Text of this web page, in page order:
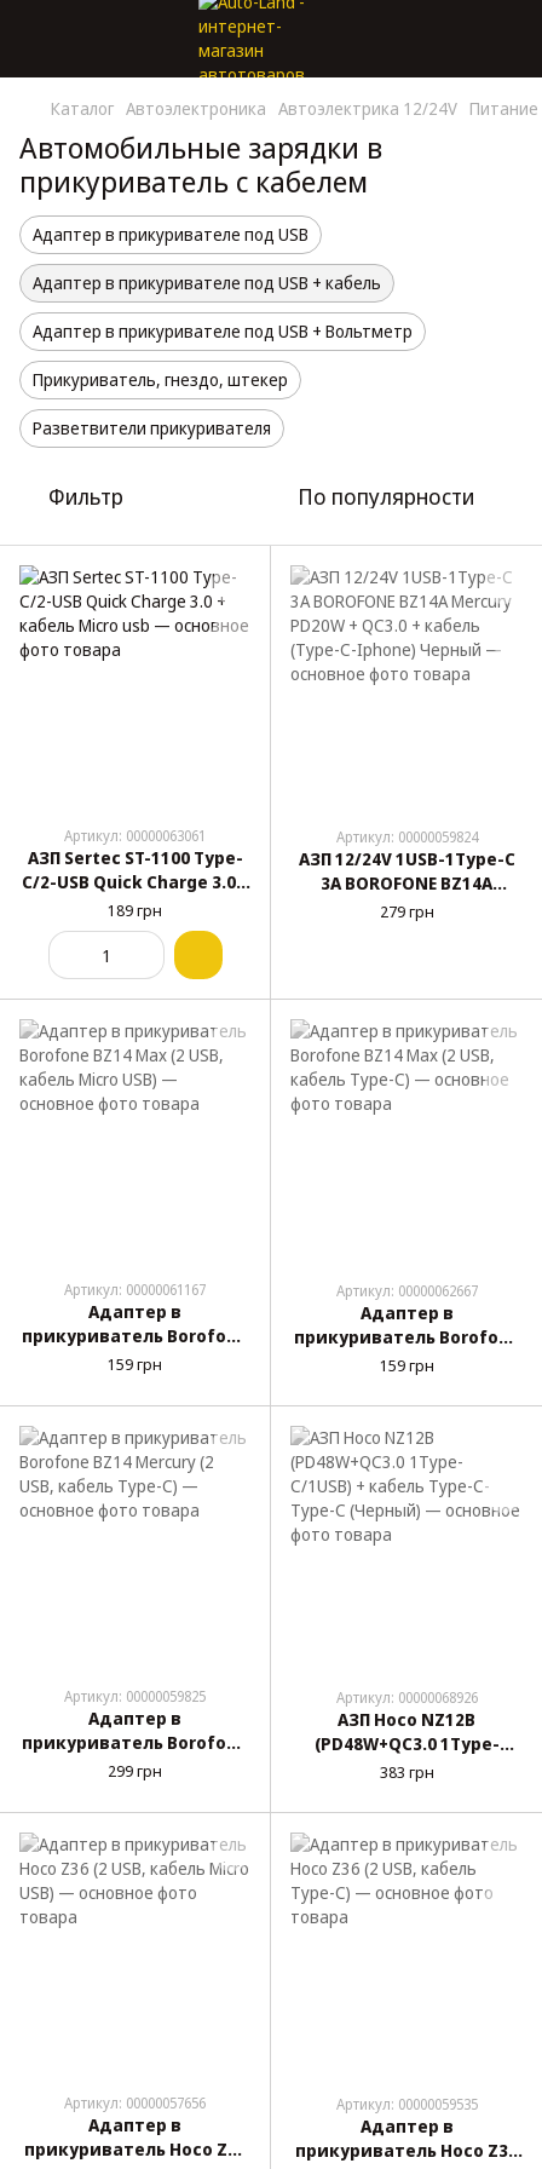
Каталог Автоэлектроника Автоэлектрика 12/24V Питание
Автомобильные зарядки в
прикуриватель с кабелем
Адаптер в прикуривателе под USB
Адаптер в прикуривателе под USB + кабель
Адаптер в прикуривателе под USB + Вольтметр
Прикуриватель, гнездо, штекер
Разветвители прикуривателя
Фильтр По популярности
Артикул: 00000063061
АЗП Sertec ST-1100 Type-
C/2-USB Quick Charge 3.0 +
кабель Micro usb
189 грн
Артикул: 00000059824
АЗП 12/24V 1USB-1Type-C
3А BOROFONE BZ14A
Mercury PD20W + QC3.0 +
279 грн
Артикул: 00000061167
Адаптер в
прикуриватель Borofone
BZ14 Max (2 USB, кабель
159 грн
Артикул: 00000062667
Адаптер в
прикуриватель Borofone
BZ14 Max (2 USB, кабель
159 грн
Артикул: 00000059825
Адаптер в
прикуриватель Borofone
BZ14 Mercury (2 USB,
299 грн
Артикул: 00000068926
АЗП Hoco NZ12B
(PD48W+QC3.0 1Type-
C/1USB) + кабель Type-C-
383 грн
Артикул: 00000057656
Адаптер в
прикуриватель Hoco Z36
Артикул: 00000059535
Адаптер в
прикуриватель Hoco Z36